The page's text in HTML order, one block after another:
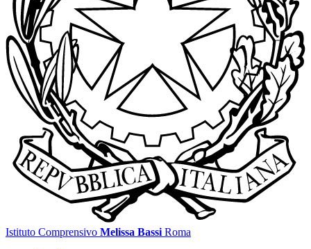
Istituto Comprensivo Melissa Bassi Roma